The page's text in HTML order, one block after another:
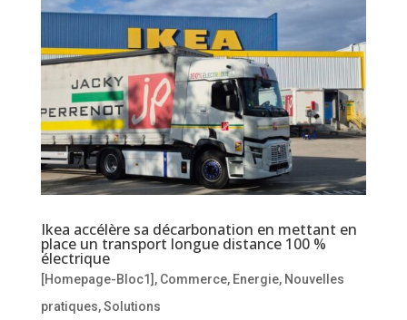
Ikea accélère sa décarbonation en mettant en
place un transport longue distance 100 %
électrique
[Homepage-Bloc1] , Commerce, Energie, Nouvelles
pratiques,Solutions